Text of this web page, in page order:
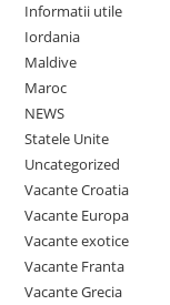
Informatii utile
Iordania
Maldive
Maroc
NEWS
Statele Unite
Uncategorized
Vacante Croatia
Vacante Europa
Vacante exotice
Vacante Franta
Vacante Grecia